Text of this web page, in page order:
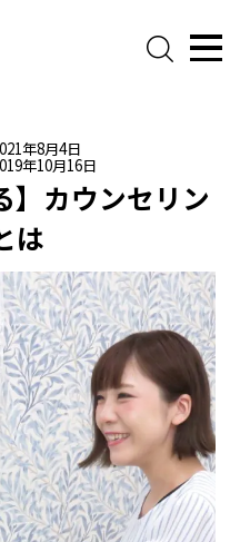
年8月4日
年10月16日
】カウンセリン
は